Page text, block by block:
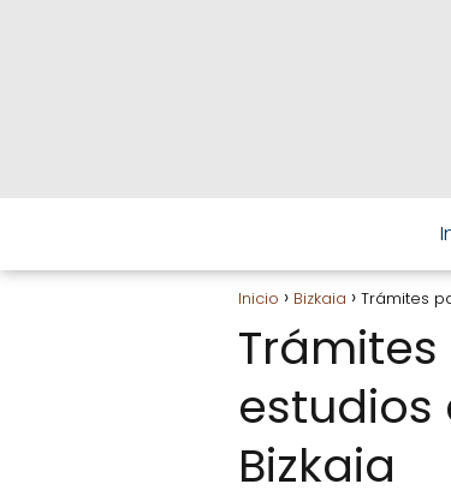
Inicio Bizkaia Trámites
estudios
Bizkaia